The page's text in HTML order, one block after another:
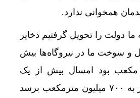
همخوانی ندارد.
دولت را تحویل گرفتیم ذخایر
و سوخت ما در نیروگاه‌ها بیش
متر مکعب بود امسال بیش از یک
میلیارد است و اگر به ۷۰۰ میلیون مترمکعب برسد